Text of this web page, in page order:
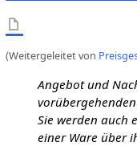
(Weitergeleitet von
Angebot und
Sie werden auch
einer Ware über